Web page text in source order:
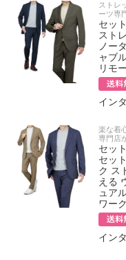
ストレ
ーツ専
セッ
スト
ノー
ャブ
リモ
イン
楽な着
専門店
セッ
セッ
ク ス
える
ュア
ワーク
イン